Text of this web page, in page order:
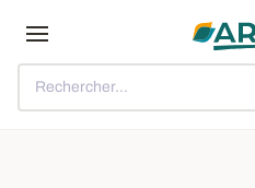
Rechercher...